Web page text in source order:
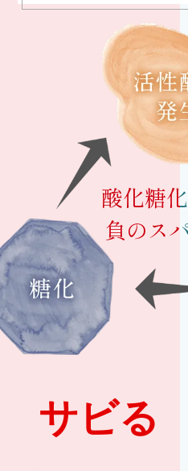
酸化糖
負のス
サビる